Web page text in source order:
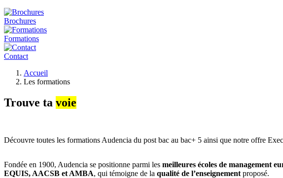
Brochures
Formations
Contact
d'Ariane
Accueil
Les formations
Trouve ta voie
Découvre toutes les formations Audencia du post bac au bac+ 5 ainsi que notre offre
Fondée en 1900, Audencia se positionne parmi les meilleures écoles de management
EQUIS, AACSB et AMBA, qui témoigne de la qualité de l’enseignement proposé.